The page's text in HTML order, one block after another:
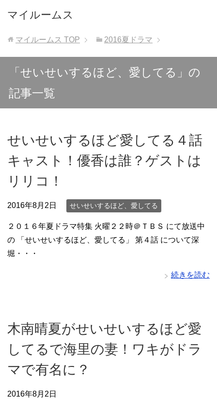
マイルームス
マイルームス TOP 2016夏ドラマ
「せいせいするほど、愛してる」の
記事一覧
せいせいするほど愛してる４話
キャスト！優香は誰？ゲストは
リリコ！
2016年8月2日 せいせいするほど、愛してる
２０１６年夏ドラマ特集 火曜２２時＠ＴＢＳ にて放送中
の 「せいせいするほど、愛してる」 第４話 について深
堀・・・
続きを読む
木南晴夏がせいせいするほど愛
してるで海里の妻！ワキがドラ
マで有名に？
2016年8月2日